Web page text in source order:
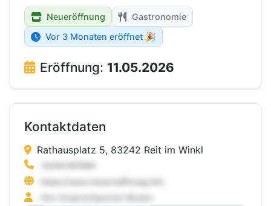
Neueröffnung
Gastronomie
Vor 3 Monaten eröffnet 🎉
Eröffnung: 11.05.2026
Kontaktdaten
Rathausplatz 5, 83242 Reit im Winkl